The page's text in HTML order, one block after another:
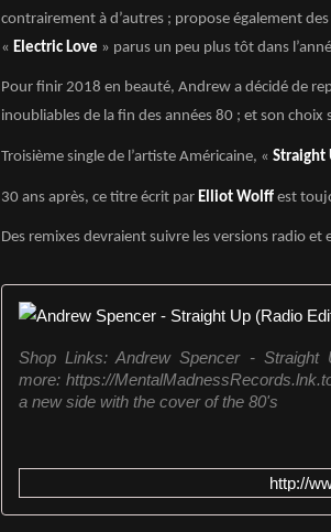
contrairement à d’autres ; propose également
« Electric Love » parus un peu plus tôt dans
Pour finir 2018 en beauté, Andrew a décidé de
inoubliables de la fin des années 80 ; et son choix
Troisième single de l’artiste Américaine, « Straight
30 ans après, ce titre écrit par Elliot Wolff est
Des remixes devraient suivre les versions radio
Shop Links: Andrew Spencer - Straight
more: https://
a new side with the cover of the 80's
http://